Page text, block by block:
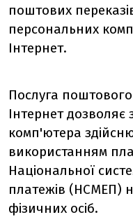
поштових
персональних
Інтернет.
Послуга
Інтернет
комп'ютера
використанням
Національної
платежів (НСМЕП)
фізичних осіб.